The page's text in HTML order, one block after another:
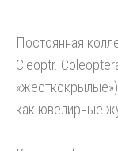
Постоянная
Cleoptr.
как ювелирные